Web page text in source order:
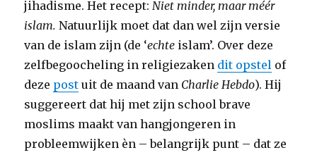
jihadisme. Het recept: Niet minder, maar méér
islam.Natuurlijk moet dat dan wel zijn versie
van de islam zijn (de ‘echte islam’. Over deze
zelfbegoocheling in religiezaken dit opstel of
deze post uit de maand van Charlie Hebdo). Hij
suggereert dat hij met zijn school brave
moslims maakt van hangjongeren in
probleemwijken èn – belangrijk punt – dat ze